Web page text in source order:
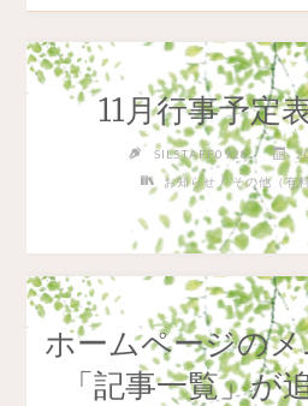
11月行事予
SILSTAFF0928
お知らせ / その他（有
ホームページの
「記事一覧」が